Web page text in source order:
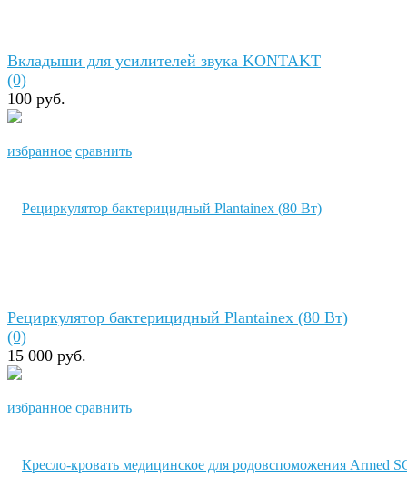
избранное сравнить
Вкладыши для усилителей звука KONTAKT
(0)
100 руб.
избранное сравнить
Рециркулятор бактерицидный Plantainex (80 Вт)
(0)
15 000 руб.